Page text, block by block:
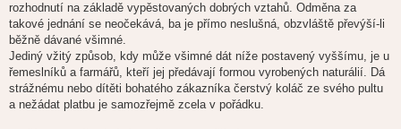
rozhodnutí na základě vypěstovaných dobrých vztahů. Odměna za
takové jednání se neočekává, ba je přímo neslušná, obzvláště převýší-li
běžně dávané všimné.
Jediný vžitý způsob, kdy může všimné dát níže postavený vyššímu, je u
řemeslníků a farmářů, kteří jej předávají formou vyrobených naturálií. Dá
strážnému nebo dítěti bohatého zákazníka čerstvý koláč ze svého pultu
a nežádat platbu je samozřejmě zcela v pořádku.